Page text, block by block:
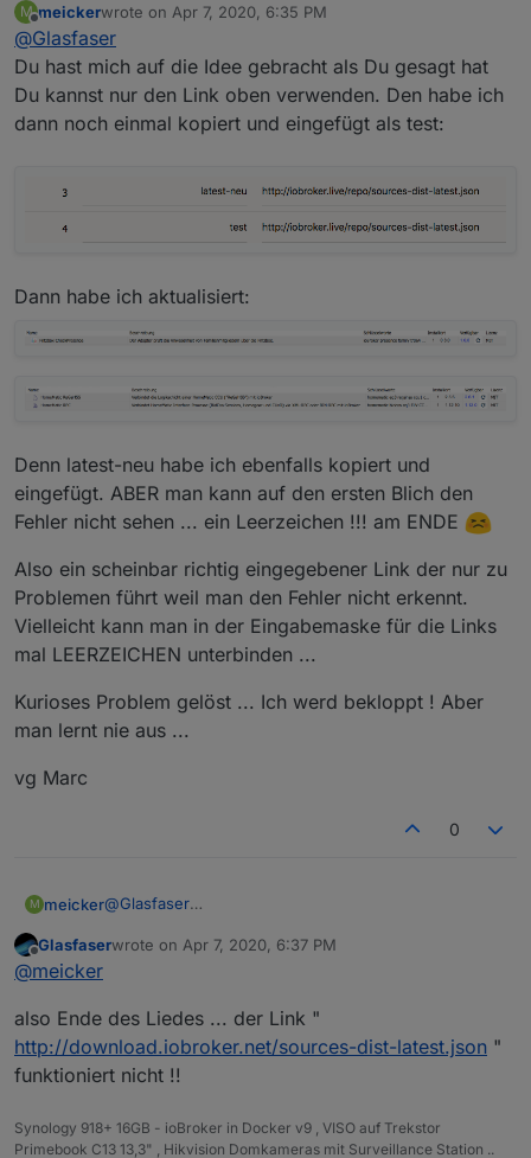
da bin ich mal gespannt , müßte dann bei mir auch
gehen !?
M
Offline
meickerwrote on Apr 7, 2020, 6:35 PM
last edited by
@Glasfaser
Du hast mich auf die Idee gebracht als Du gesagt hat
Du kannst nur den Link oben verwenden. Den habe ich
dann noch einmal kopiert und eingefügt als test:
Dann habe ich aktualisiert:
Denn latest-neu habe ich ebenfalls kopiert und
eingefügt. ABER man kann auf den ersten Blich den
Fehler nicht sehen ... ein Leerzeichen !!! am ENDE
Also ein scheinbar richtig eingegebener Link der nur zu
Problemen führt weil man den Fehler nicht erkennt.
Vielleicht kann man in der Eingabemaske für die Links
mal LEERZEICHEN unterbinden ...
Kurioses Problem gelöst ... Ich werd bekloppt ! Aber
man lernt nie aus ...
vg Marc
0
M meicker@Glasfaser
Du kannst nur den Link oben verwenden. Den habe
Dann habe ich aktualisiert:
Denn latest-neu habe ich ebenfalls kopiert und
Fehler nicht sehen ... ein Leerzeichen !!! am ENDE
Also ein scheinbar richtig eingegebener Link der nur
zu Problemen führt weil man den Fehler nicht
Offline
Glasfaserwrote on Apr 7, 2020, 6:37 PM
last edited by
@meicker
also Ende des Liedes ... der Link "
http://download.iobroker.net/sources-dist-latest.json "
funktioniert nicht !!
Synology 918+ 16GB - ioBroker in Docker v9 , VISO auf Trekstor
Primebook C13 13,3" , Hikvision Domkameras mit Surveillance Station ..